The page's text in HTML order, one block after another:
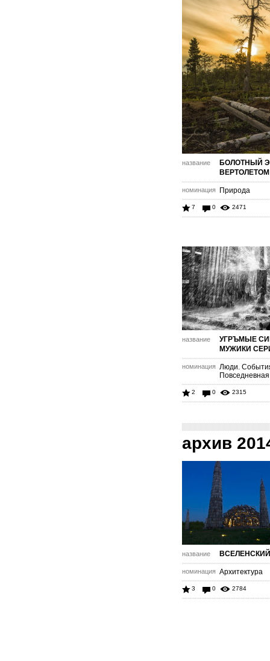
название
БОЛОТНЫЙ
ВЕРТОЛЕТОМ
номинация Природа
7 0 2471
название
УГРЪМЫЕ
МУЖИКИ
номинация Люди.
2 0 2315
архив
название
номинация Архитектура
3 0 2784